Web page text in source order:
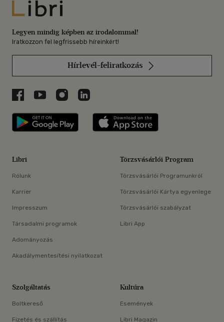
Libri
Legyen mindig képben az irodalommal!
Iratkozzon fel legfrissebb híreinkért!
Hírlevél-feliratkozás
Libri a Facebookon
Libri a Youtube-on
Libri az Instagramon
Libri a LinkedInen
Libri applikáció Szerezd meg: Google
Libri
Rólunk
Karrier
Impresszum
Társadalmi programok
Adományozás
Akadálymentesítési nyilatkozat
Törzsvásárlói Program
Törzsvásárlói Programunkról
Törzsvásárlói Kártya egyenlege
Törzsvásárlói szabályzat
Libri App
Szolgáltatás
Boltkereső
Fizetés és szállítás
Kultúra
Események
Libri Magazin